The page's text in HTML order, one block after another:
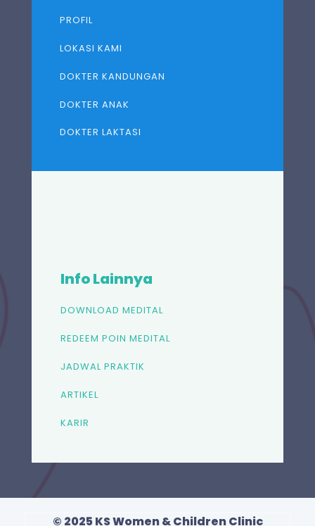
PROFIL
LOKASI KAMI
DOKTER KANDUNGAN
DOKTER ANAK
DOKTER LAKTASI
Info Lainnya
DOWNLOAD MEDITAL
REDEEM POIN MEDITAL
JADWAL PRAKTIK
ARTIKEL
KARIR
© 2025 KS Women & Children Clinic